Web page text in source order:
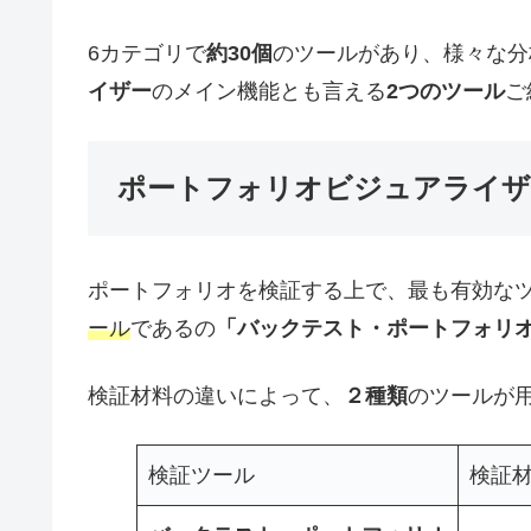
6カテゴリで約30個のツールがあり、様々な
イザーのメイン機能とも言える2つのツールご
ポートフォリオビジュアライ
ポートフォリオを検証する上で、最も有効な
ールであるの 「バックテスト・ポートフォリ
検証材料の違いによって、 ２種類のツールが
検証ツール 検証